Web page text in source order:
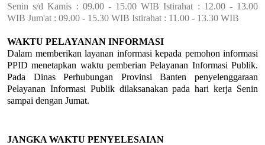
Senin s/d Kamis : 09.00 - 15.00 WIB Istirahat : 12.00 - 13.00
WIB Jum'at : 09.00 - 15.30 WIB Istirahat : 11.00 - 13.30 WIB
WAKTU PELAYANAN INFORMASI
Dalam memberikan layanan informasi kepada pemohon informasi
PPID menetapkan waktu pemberian Pelayanan Informasi Publik.
Pada Dinas Perhubungan Provinsi Banten penyelenggaraan
Pelayanan Informasi Publik dilaksanakan pada hari kerja Senin
sampai dengan Jumat.
JANGKA WAKTU PENYELESAIAN